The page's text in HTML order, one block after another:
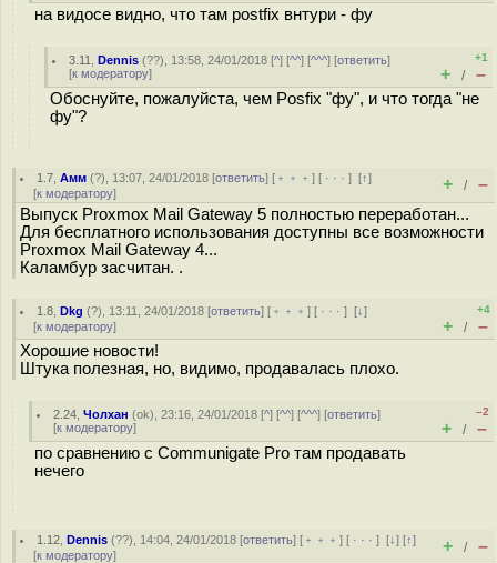
на видосе видно, что там postfix внтури - фу
3.11 ,Dennis (??), 13:58, 24/01/2018 [^] [^^] [^^^] [ответить]
[к модератору]
+1
+ / –
Обоснуйте, пожалуйста, чем Posfix "фу", и что тогда "не
фу"?
1.7 ,Амм (?), 13:07, 24/01/2018 [ответить] [ ﹢﹢﹢] [ · · ·][↑]
[к модератору] + / –
Выпуск Proxmox Mail Gateway 5 полностью переработан...
Для бесплатного использования доступны все возможности
Proxmox Mail Gateway 4...
Каламбур засчитан. .
1.8 ,Dkg (?), 13:11, 24/01/2018 [ответить] [ ﹢﹢﹢] [ · · ·][↓]
[к модератору]
+4
+ / –
Хорошие новости!
Штука полезная, но, видимо, продавалась плохо.
2.24 ,Чолхан (ok), 23:16, 24/01/2018 [^] [^^] [^^^] [ответить]
[к модератору]
–2
+ / –
по сравнению с Communigate Pro там продавать
нечего
1.12 ,Dennis (??), 14:04, 24/01/2018 [ответить] [ ﹢﹢﹢] [ · · ·][↓] [↑]
[к модератору] + / –